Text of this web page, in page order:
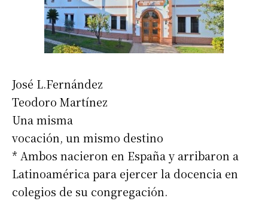
José L.Fernández
Teodoro Martínez
Una misma
vocación, un mismo destino
* Ambos nacieron en España y arribaron a
Latinoamérica para ejercer la docencia en
colegios de su congregación.